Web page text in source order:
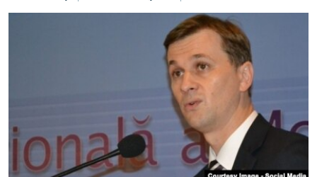
Skip
ЖАЗЫЛЫҢЫЗ